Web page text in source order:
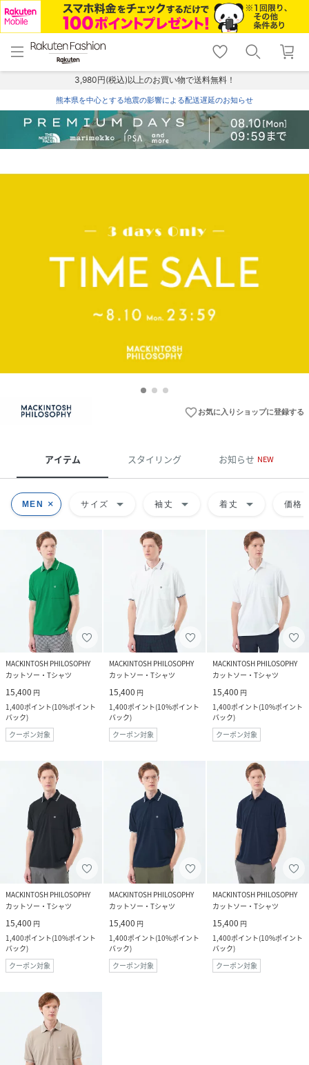
menu home
トップ
shopping_cart lock_outline
ログイン
3,980円(税込)以上のお買い物で送料無料！
熊本県を中心とする地震の影響による配送遅延のお知らせ
favorite_borderお気に入りショップに登録する
アイテム スタイリング お知らせ NEW
MEN サイズ arrow_drop_down 袖丈 arrow_drop_down 着丈 arrow_drop_down 価格
MACKINTOSH PHILOSOPHY
カットソー・Tシャツ
15,400 円
1,400ポイント(10%ポイント
バック)
クーポン対象
MACKINTOSH PHILOSOPHY
カットソー・Tシャツ
15,400 円
1,400ポイント(10%ポイント
バック)
クーポン対象
MACKINTOSH PHILOSOPHY
カットソー・Tシャツ
15,400 円
1,400ポイント(10%ポイント
バック)
クーポン対象
MACKINTOSH PHILOSOPHY
カットソー・Tシャツ
15,400 円
1,400ポイント(10%ポイント
バック)
クーポン対象
MACKINTOSH PHILOSOPHY
カットソー・Tシャツ
15,400 円
1,400ポイント(10%ポイント
バック)
クーポン対象
MACKINTOSH PHILOSOPHY
カットソー・Tシャツ
15,400 円
1,400ポイント(10%ポイント
バック)
クーポン対象